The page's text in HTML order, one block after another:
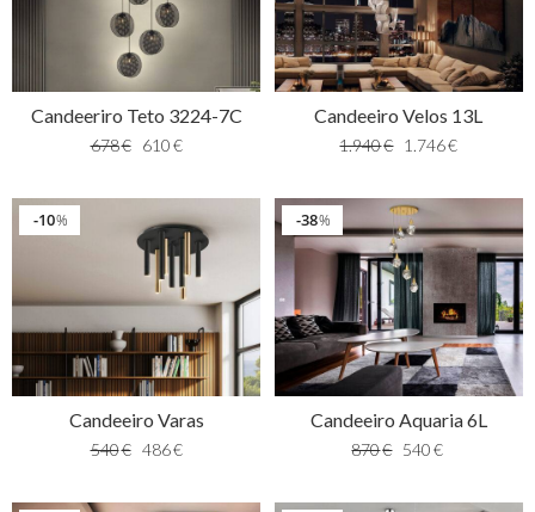
Candeeriro Teto 3224-7C
678€ 610€
Candeeiro Velos 13L
1.940€ 1.746€
%
10
Candeeiro Varas
540€ 486€
%
38
Candeeiro Aquaria 6L
870€ 540 €